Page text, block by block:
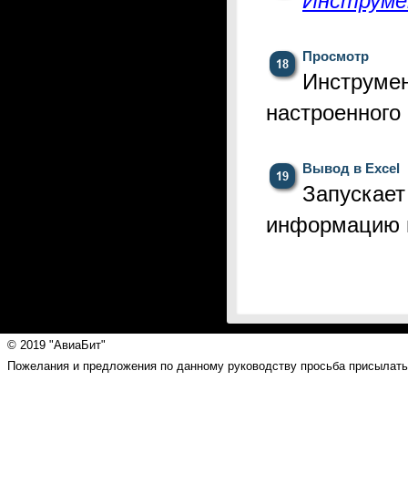
Просмотр
настроенного
Вывод в Excel
© 2019 "АвиаБит"
Пожелания и предложения по данному руководству просьба